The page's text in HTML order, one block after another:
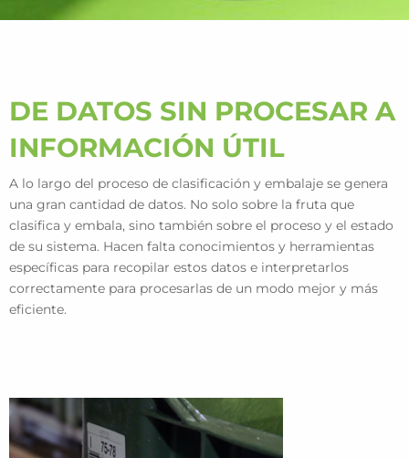
DE DATOS SIN PROCESAR A
INFORMACIÓN ÚTIL
A lo largo del proceso de clasificación y embalaje se genera
una gran cantidad de datos. No solo sobre la fruta que
clasifica y embala, sino también sobre el proceso y el estado
de su sistema. Hacen falta conocimientos y herramientas
específicas para recopilar estos datos e interpretarlos
correctamente para procesarlas de un modo mejor y más
eficiente.